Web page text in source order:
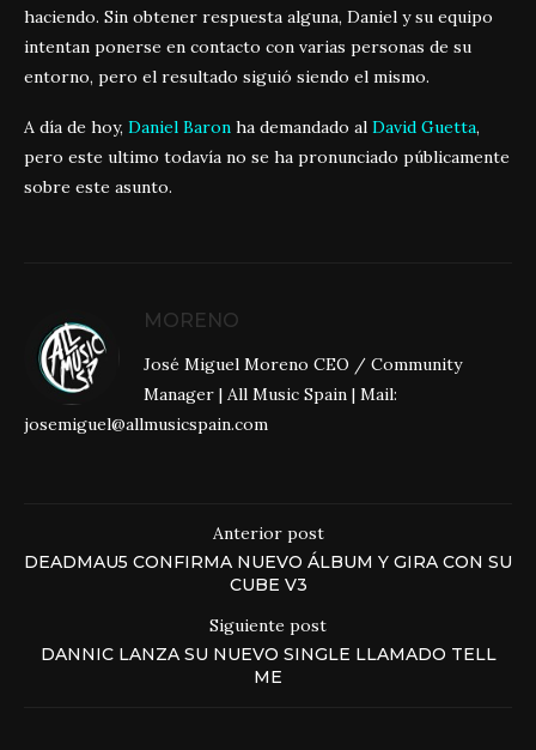
haciendo. Sin obtener respuesta alguna, Daniel y su equipo
intentan ponerse en contacto con varias personas de su
entorno, pero el resultado siguió siendo el mismo.
A día de hoy, Daniel Baron ha demandado al David Guetta,
pero este ultimo todavía no se ha pronunciado públicamente
sobre este asunto.
MORENO
José Miguel Moreno CEO / Community
Manager | All Music Spain | Mail:
josemiguel@allmusicspain.com
Anterior post
DEADMAU5 CONFIRMA NUEVO ÁLBUM Y GIRA CON SU
CUBE V3
Siguiente post
DANNIC LANZA SU NUEVO SINGLE LLAMADO TELL
ME